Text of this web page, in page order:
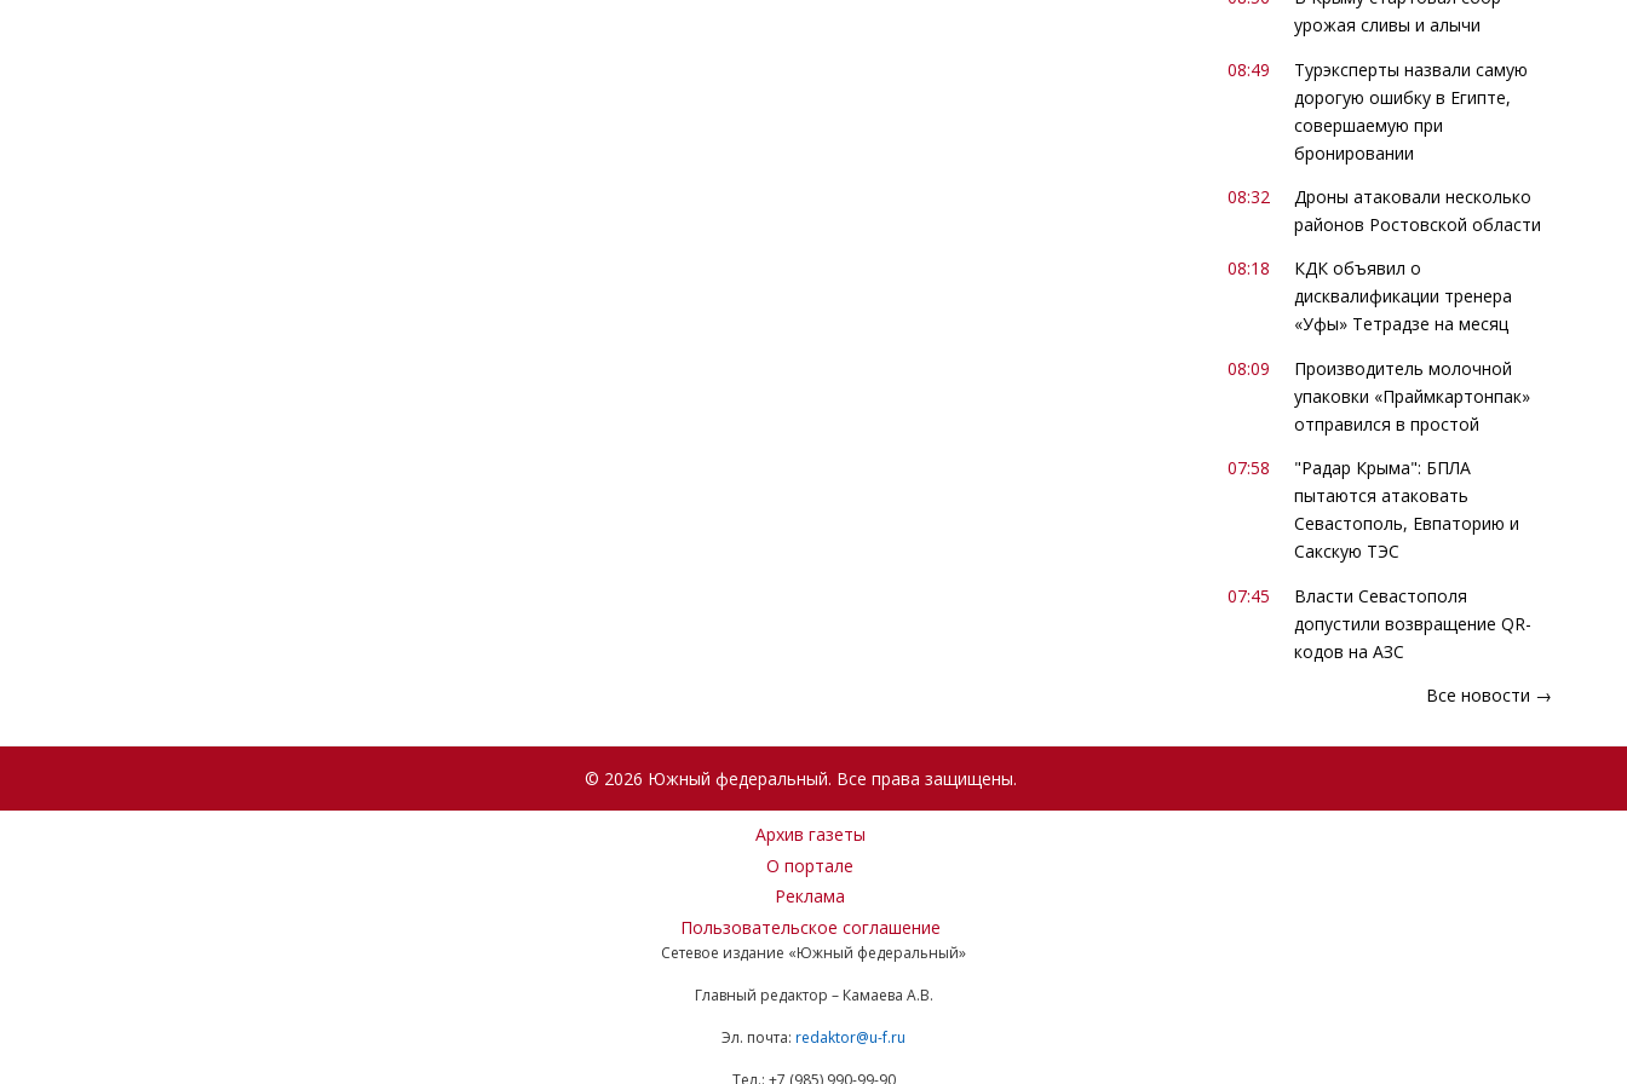
урожая сливы и алычи
08:49
Турэксперты назвали самую
дорогую ошибку в Египте,
совершаемую при
бронировании
08:32
Дроны атаковали несколько
районов Ростовской области
08:18
КДК объявил о
дисквалификации тренера
«Уфы» Тетрадзе на месяц
08:09
Производитель молочной
упаковки «Праймкартонпак»
отправился в простой
07:58
"Радар Крыма": БПЛА
пытаются атаковать
Севастополь, Евпаторию и
Сакскую ТЭС
07:45
Власти Севастополя
допустили возвращение QR-
кодов на АЗС
Все новости →
© 2026 Южный федеральный. Все права защищены.
Архив газеты
О портале
Реклама
Пользовательское соглашение
Сетевое издание «Южный федеральный»
Главный редактор – Камаева А.В.
Эл. почта: redaktor@u-f.ru
Тел.: +7 (985) 990-99-90